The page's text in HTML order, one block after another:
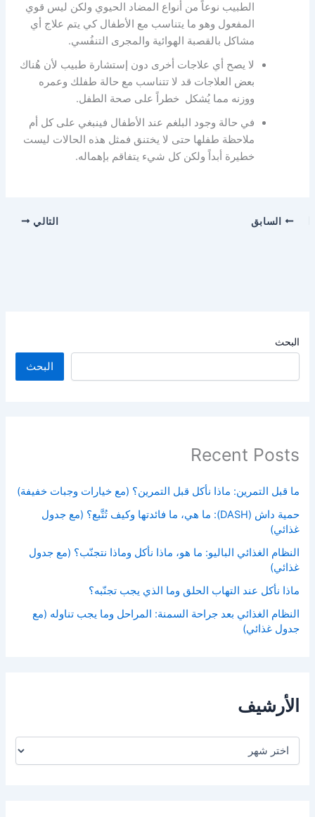
البحث
البحث
Recent Posts
ما قبل التمرين: ماذا نأكل قبل التمرين؟ (مع خيارات وجبات خفيفة)
حمية داش (DASH): ما هي، ما فائدتها وكيف تُتَّبع؟ (مع جدول
غذائي)
النظام الغذائي الباليو: ما هو، ماذا نأكل وماذا نتجنّب؟ (مع جدول
غذائي)
ماذا نأكل عند التهاب الحلق وما الذي يجب تجنّبه؟
النظام الغذائي بعد جراحة السمنة: المراحل وما يجب تناوله (مع
جدول غذائي)
الأرشيف
الطبيب نوعاً من أنواع المضاد الحيوي ولكن ليس قوي
المفعول وهو ما يتناسب مع الأطفال كي يتم علاج أي
مشاكل بالقصبة الهوائية والمجرى التنفُسي.
لا يصح أي علاجات أخرى دون إستشارة طبيب لأن هُناك
بعض العلاجات قد لا تتناسب مع حالة طفلك وعمره
ووزنه مما يُشكل خطراً على صحة الطفل.
في حالة وجود البلغم عند الأطفال فينبغي على كل أم
ملاحظة طفلها حتى لا يختنق فمثل هذه الحالات ليست
خطيرة أبداً ولكن كل شيء يتفاقم بإهماله.
السابق التالي